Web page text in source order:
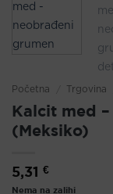
Početna Trgovina
Kalcit med
(Meksiko)
5,31 €
Nema na zalihi